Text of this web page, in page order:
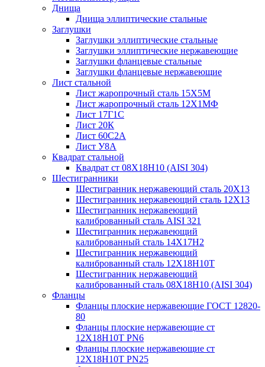
Днища
Днища эллиптические стальные
Заглушки
Заглушки эллиптические стальные
Заглушки эллиптические нержавеющие
Заглушки фланцевые стальные
Заглушки фланцевые нержавеющие
Лист стальной
Лист жаропрочный сталь 15Х5М
Лист жаропрочный сталь 12Х1МФ
Лист 17Г1С
Лист 20К
Лист 60С2А
Лист У8А
Квадрат стальной
Квадрат ст 08Х18Н10 (AISI 304)
Шестигранники
Шестигранник нержавеющий сталь 20Х13
Шестигранник нержавеющий сталь 12Х13
Шестигранник нержавеющий
калиброванный сталь AISI 321
Шестигранник нержавеющий
калиброванный сталь 14Х17Н2
Шестигранник нержавеющий
калиброванный сталь 12Х18Н10Т
Шестигранник нержавеющий
калиброванный сталь 08Х18Н10 (AISI 304)
Фланцы
Фланцы плоские нержавеющие ГОСТ 12820-
80
Фланцы плоские нержавеющие ст
12Х18Н10Т PN6
Фланцы плоские нержавеющие ст
12Х18Н10Т PN25